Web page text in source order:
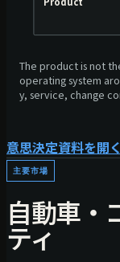
The product is not
operating system
y, service, change
意思決定資料を開く
主要市場
自動車・
ティ